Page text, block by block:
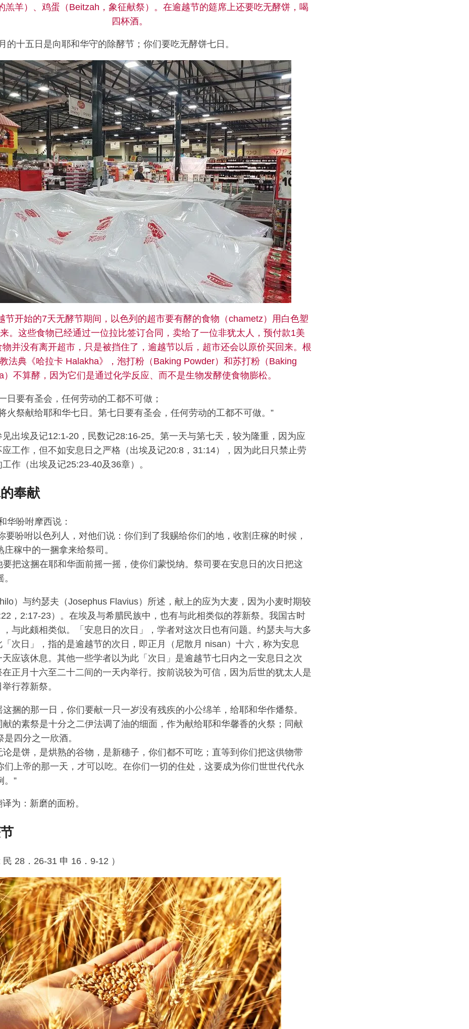
羔羊）、鸡蛋（Beitzah，象征献祭）。在逾越节的筵席上还要吃无酵饼，喝
四杯酒。
的十五日是向耶和华守的除酵节；你们要吃无酵饼七日。
节开始的7天无酵节期间，以色列的超市要有酵的食物（chametz）用白色塑
。这些食物已经通过一位拉比签订合同，卖给了一位非犹太人，预付款1美
物并没有离开超市，只是被挡住了，逾越节以后，超市还会以原价买回来。根
法典《哈拉卡 Halakha》，泡打粉（Baking Powder）和苏打粉（Baking
）不算酵，因为它们是通过化学反应、而不是生物发酵使食物膨松。
日要有圣会，任何劳动的工都不可做；
火祭献给耶和华七日。第七日要有圣会，任何劳动的工都不可做。”
见出埃及记12:1-20，民数记28:16-25。第一天与第七天，较为隆重，因为应
工作，但不如安息日之严格（出埃及记20:8，31:14），因为此日只禁止劳
作（出埃及记25:23-40及36章）。
奉献
华吩咐摩西说：
要吩咐以色列人，对他们说：你们到了我赐给你们的地，收割庄稼的时候，
庄稼中的一捆拿来给祭司。
要把这捆在耶和华面前摇一摇，使你们蒙悦纳。祭司要在安息日的次日把这
）与约瑟夫（Josephus Flavius）所述，献上的应为大麦，因为小麦时期较
，2:17-23）。在埃及与希腊民族中，也有与此相类似的荐新祭。我国古时
，与此颇相类似。「安息日的次日」，学者对这次日也有问题。约瑟夫与大多
次日」，指的是逾越节的次日，即正月（尼散月 nisan）十六，称为安息
天应该休息。其他一些学者以为此「次日」是逾越节七日内之一安息日之次
在正月十六至二十二间的一天内举行。按前说较为可信，因为后世的犹太人是
行荐新祭。
这捆的那一日，你们要献一只一岁没有残疾的小公绵羊，给耶和华作燔祭。
献的素祭是十分之二伊法调了油的细面，作为献给耶和华馨香的火祭；同献
是四分之一欣酒。
论是饼，是烘熟的谷物，是新穗子，你们都不可吃；直等到你们把这供物带
们上帝的那一天，才可以吃。在你们一切的住处，这要成为你们世世代代永
。”
为：新磨的面粉。
民 28．26-31 申 16．9-12 ）